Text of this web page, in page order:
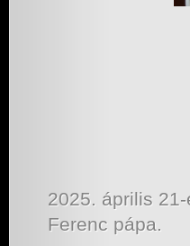
2025. április
Ferenc pápa.